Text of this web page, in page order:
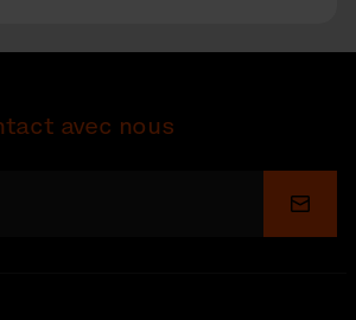
avec nous